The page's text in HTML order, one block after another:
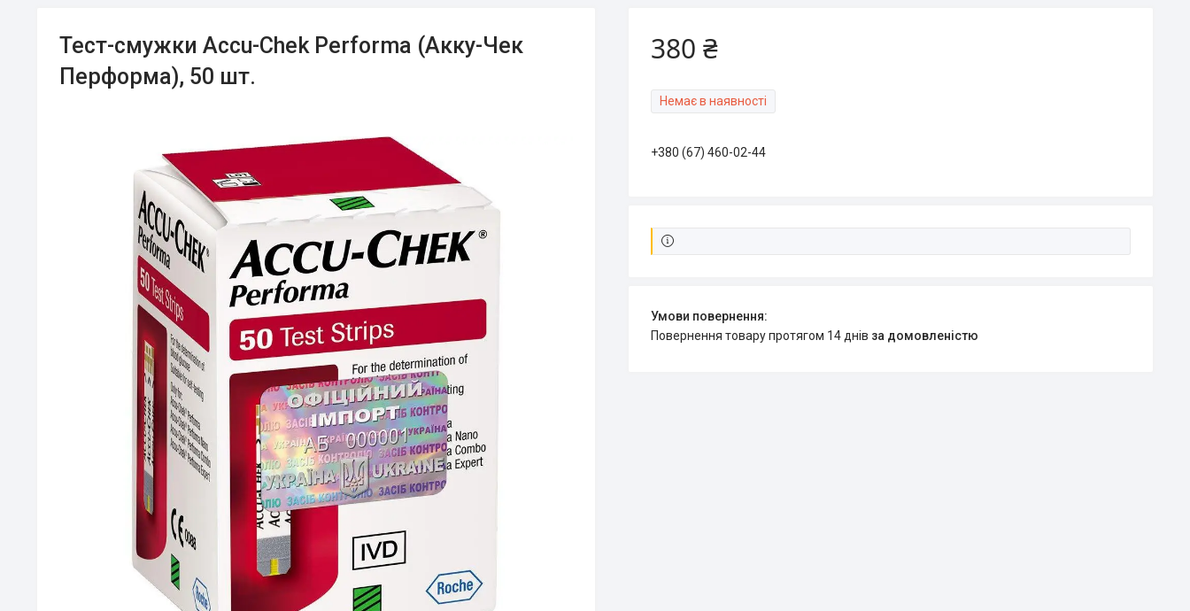
Тест-смужки Accu-Chek Performa (Акку-Чек
Перформа), 50 шт.
380 ₴
Немає в наявності
+380 (67) 460-02-44
повернення товару протягом 14 днів за домовленістю